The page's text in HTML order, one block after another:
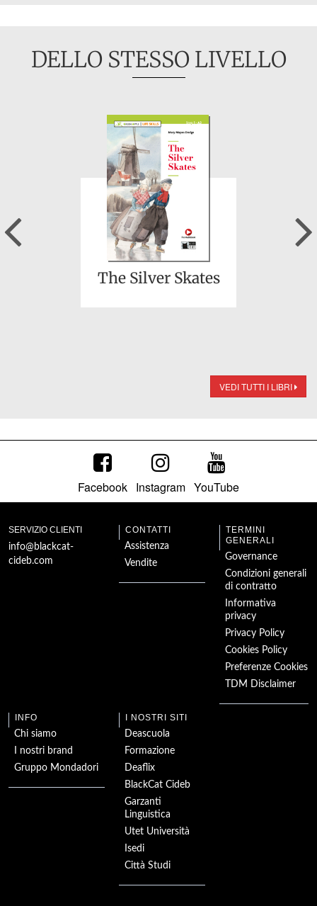
DELLO STESSO LIVELLO
The Silver Skates
Previous
VEDI TUTTI I LIBRI
Facebook Instagram YouTube